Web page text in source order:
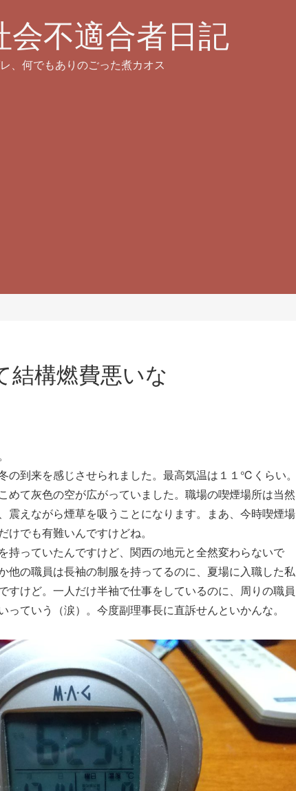
会不適合者日記
、何でもありのごった煮カオス
結構燃費悪いな
の到来を感じさせられました。最高気温は１１℃くらい。
めて灰色の空が広がっていました。職場の喫煙場所は当然
震えながら煙草を吸うことになります。まあ、今時喫煙場
けでも有難いんですけどね。
持っていたんですけど、関西の地元と全然変わらないで
他の職員は長袖の制服を持ってるのに、夏場に入職した私
すけど。一人だけ半袖で仕事をしているのに、周りの職員
っていう（涙）。今度副理事長に直訴せんといかんな。